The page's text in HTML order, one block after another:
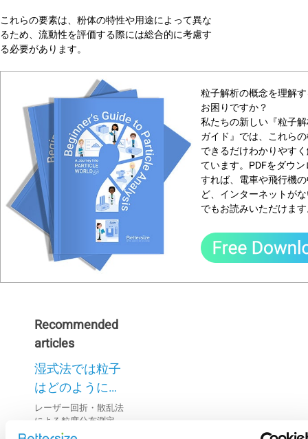
これらの要素は、粉体の特性や用途によって異な
るため、流動性を評価する際には総合的に考慮す
る必要があります。
粒子解析の概念を理解
お困りですか？
私たちの新しい『粒子
ガイド』では、これら
できるだけわかりやす
ています。PDFをダウ
すれば、電車や飛行機
ど、インターネットが
でもお読みいただけま
Recommended
articles
湿式法では粒子
はどのように分
散されるのです
か？
レーザー回折・散乱法
による粒度分布測定に
おいて、微粒子が懸濁